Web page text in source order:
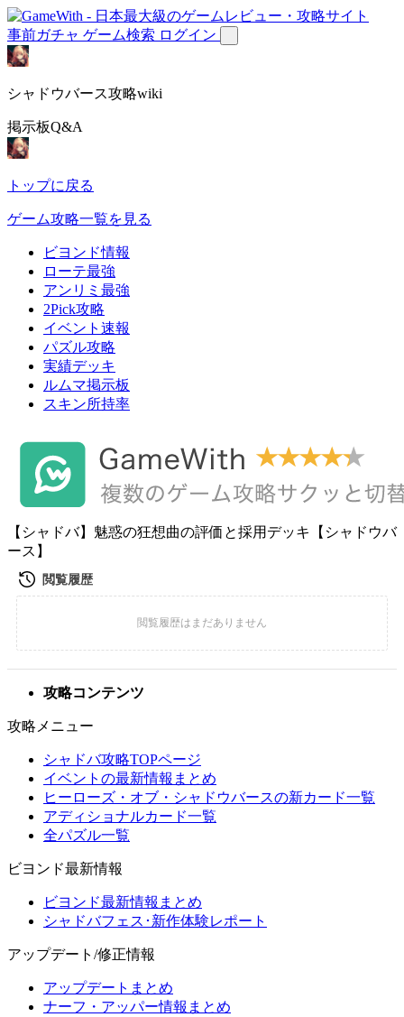
事前ガチャ ゲーム検索 ログイン
シャドウバース攻略wiki
掲示板Q&A
トップに戻る
ゲーム攻略一覧を見る
ビヨンド情報
ローテ最強
アンリミ最強
2Pick攻略
イベント速報
パズル攻略
実績デッキ
ルムマ掲示板
スキン所持率
【シャドバ】魅惑の狂想曲の評価と採用デッキ【シャドウバ
ース】
攻略コンテンツ
攻略メニュー
シャドバ攻略TOPページ
イベントの最新情報まとめ
ヒーローズ・オブ・シャドウバースの新カード一覧
アディショナルカード一覧
全パズル一覧
ビヨンド最新情報
ビヨンド最新情報まとめ
シャドバフェス･新作体験レポート
アップデート/修正情報
アップデートまとめ
ナーフ・アッパー情報まとめ